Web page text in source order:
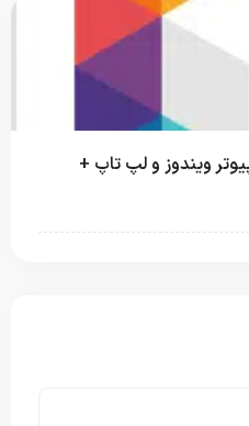
ویندوز و لپ تاپ +